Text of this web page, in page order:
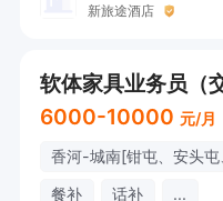
新旅途酒店
6000-10000 元/月
香河-城南[钳屯、安头
餐补
话补 ...